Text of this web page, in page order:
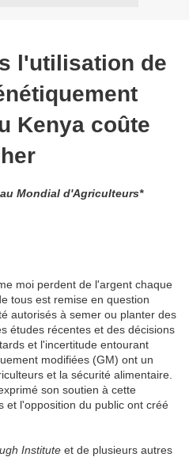
l'utilisation de
Kenya coûte
Mondial d'Agriculteurs*
moi perdent de l'argent chaque
tous est remise en question
autorisés à semer ou planter des
études récentes et des décisions
et l'incertitude entourant
modifiées (GM) ont un
et la sécurité alimentaire.
son soutien à cette
et l'opposition du public ont créé
Institute et de plusieurs autres